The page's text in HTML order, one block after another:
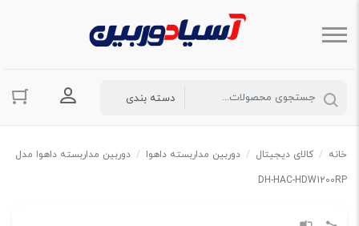
ورود به
خانه / کالای دیجیتال / دوربین مداربسته داهوا / دوربین مداربسته داهوا مدل
DH-HAC-HDW1200RP